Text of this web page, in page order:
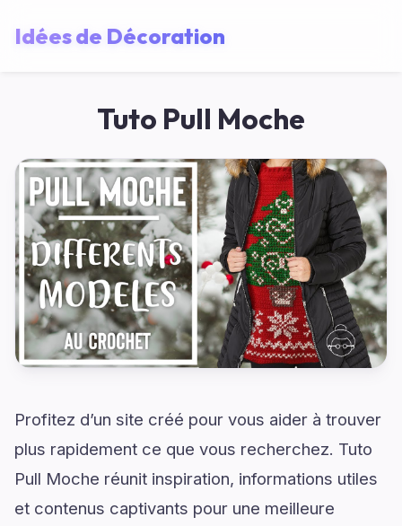
Idées de Décoration
Tuto Pull Moche
Profitez d’un site créé pour vous aider à trouver
plus rapidement ce que vous recherchez. Tuto
Pull Moche réunit inspiration, informations utiles
et contenus captivants pour une meilleure